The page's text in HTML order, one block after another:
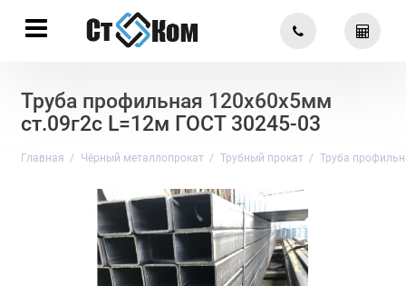
Труба профильная 120х60х5мм
ст.09г2с L=12м ГОСТ 30245-03
Главная Чёрный металлопрокат Трубный прокат Труба